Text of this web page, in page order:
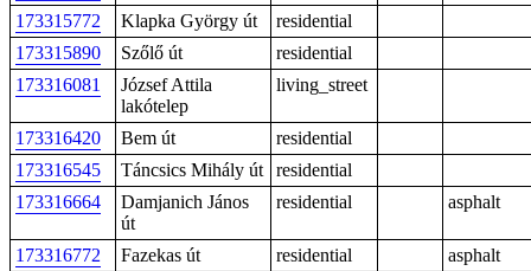
173315772
Klapka György út
residential
173315890
Szőlő út
residential
173316081
József Attila
lakótelep
living_street
173316420 Bem út
residential
173316545
Táncsics Mihály út
residential
173316664
Damjanich János
út
residential asphalt
173316772 Fazekas út residential
asphalt